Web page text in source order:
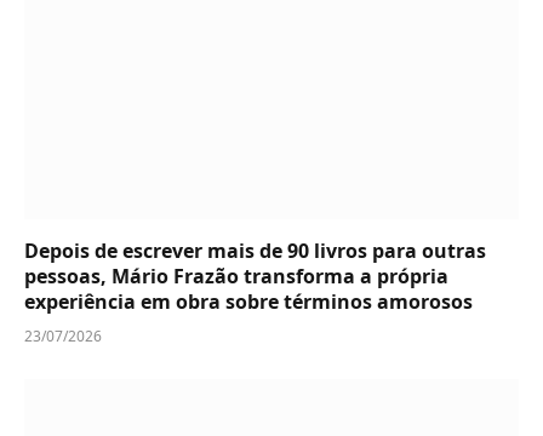
Depois de escrever mais de 90 livros para outras
pessoas, Mário Frazão transforma a própria
experiência em obra sobre términos amorosos
23/07/2026